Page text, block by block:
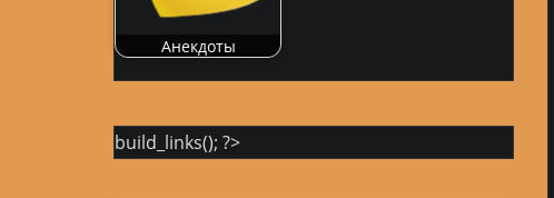
Анекдоты
build_links(); ?>